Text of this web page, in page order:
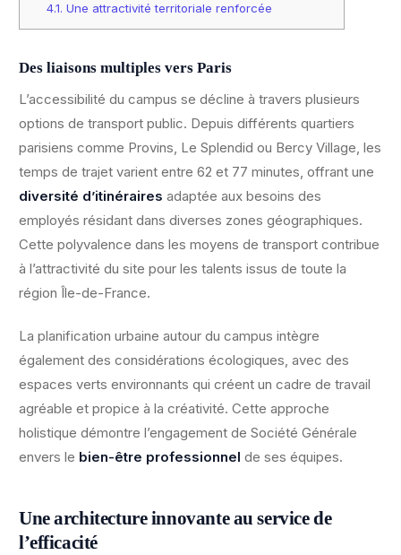
4.1. Une attractivité territoriale renforcée
Des liaisons multiples vers Paris
L’accessibilité du campus se décline à travers plusieurs
options de transport public. Depuis différents quartiers
parisiens comme Provins, Le Splendid ou Bercy Village, les
temps de trajet varient entre 62 et 77 minutes, offrant une
diversité d’itinéraires adaptée aux besoins des
employés résidant dans diverses zones géographiques.
Cette polyvalence dans les moyens de transport contribue
à l’attractivité du site pour les talents issus de toute la
région Île-de-France.
La planification urbaine autour du campus intègre
également des considérations écologiques, avec des
espaces verts environnants qui créent un cadre de travail
agréable et propice à la créativité. Cette approche
holistique démontre l’engagement de Société Générale
envers le bien-être professionnel de ses équipes.
Une architecture innovante au service de
l’efficacité